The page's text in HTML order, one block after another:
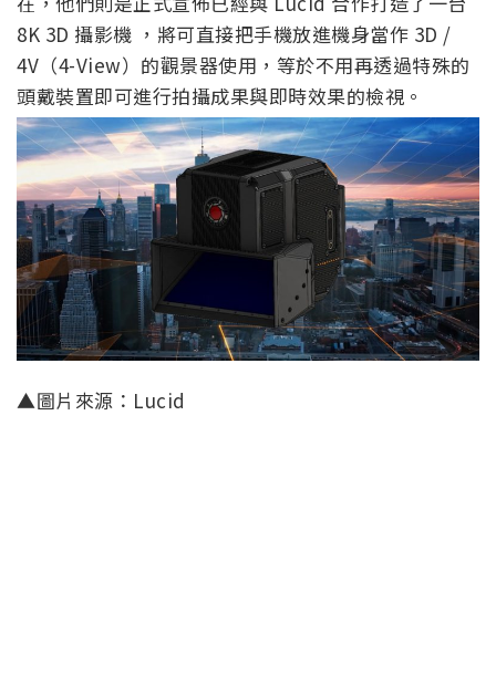
8K 3D 攝影機 ，將可直接把手機放進機身當作 3D /
4V（4-View）的觀景器使用，等於不用再透過特殊的
頭戴裝置即可進行拍攝成果與即時效果的檢視。
▲圖片來源：Lucid